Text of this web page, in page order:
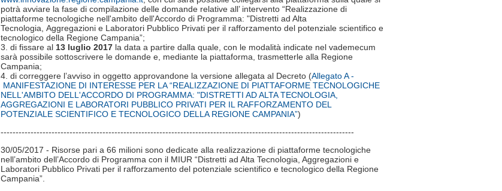
potrà avviare la fase di compilazione delle domande relative all’ intervento “Realizzazione di
piattaforme tecnologiche nell'ambito dell'Accordo di Programma: "Distretti ad Alta
Tecnologia, Aggregazioni e Laboratori Pubblico Privati per il rafforzamento del potenziale scientifico e
tecnologico della Regione Campania”;
3. di fissare al 13 luglio 2017 la data a partire dalla quale, con le modalità indicate nel vademecum
sarà possibile sottoscrivere le domande e, mediante la piattaforma, trasmetterle alla Regione
Campania;
4. di correggere l’avviso in oggetto approvandone la versione allegata al Decreto (Allegato A -
MANIFESTAZIONE DI INTERESSE PER LA “REALIZZAZIONE DI PIATTAFORME TECNOLOGICHE
NELL'AMBITO DELL'ACCORDO DI PROGRAMMA: "DISTRETTI AD ALTA TECNOLOGIA,
AGGREGAZIONI E LABORATORI PUBBLICO PRIVATI PER IL RAFFORZAMENTO DEL
POTENZIALE SCIENTIFICO E TECNOLOGICO DELLA REGIONE CAMPANIA”)
----------------------------------------------------------------------------------------------------------------------
30/05/2017 - Risorse pari a 66 milioni sono dedicate alla realizzazione di piattaforme tecnologiche
nell’ambito dell’Accordo di Programma con il MIUR “Distretti ad Alta Tecnologia, Aggregazioni e
Laboratori Pubblico Privati per il rafforzamento del potenziale scientifico e tecnologico della Regione
Campania”.